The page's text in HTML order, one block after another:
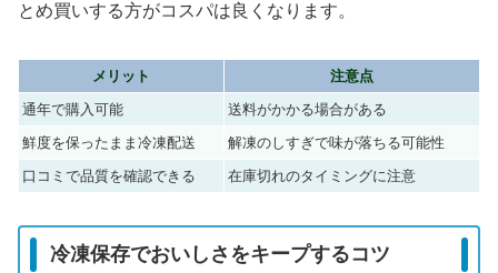
とめ買いする方がコスパは良くなります。
メリット
注意点
通年で購入可能
送料がかかる場合がある
鮮度を保ったまま冷凍配送
解凍のしすぎで味が落ちる可能性
口コミで品質を確認できる
在庫切れのタイミングに注意
冷凍保存でおいしさをキープするコツ